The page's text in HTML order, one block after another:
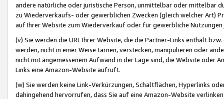
andere natürliche oder juristische Person, unmittelbar oder mittelbar
zu Wiederverkaufs- oder gewerblichen Zwecken (gleich welcher Art)
auf Ihrer Website zum Wiederverkauf oder für gewerbliche
(v) Sie werden die URL Ihrer Website, die die Partner-Links enthält
werden, nicht in einer Weise tarnen, verstecken, manipulieren oder
nicht mit angemessenem Aufwand in der Lage sind, die Website oder
Links eine Amazon-Website aufruft.
(w) Sie werden keine Link-Verkürzungen, Schaltflächen, Hyperlinks
dahingehend hervorrufen, dass Sie auf eine Amazon-Website